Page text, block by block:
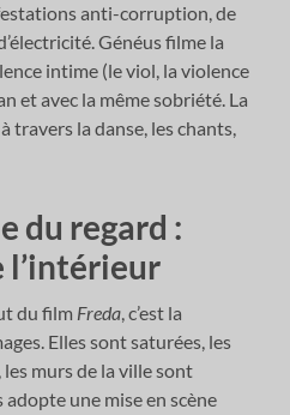
anti-corruption, de
Généus filme la
intime (le viol, la violence
et avec la même sobriété. La
travers la danse, les chants,
du regard :
du film Freda, c’est la
Elles sont saturées, les
murs de la ville sont
une mise en scène